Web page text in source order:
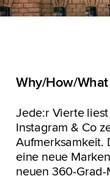
Why/How/What
Jede:r Vierte
Instagram & Co
Aufmerksamkeit.
eine neue
neuen 360-